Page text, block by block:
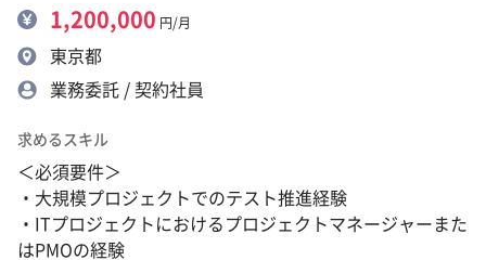
1,200,000 円/月
東京都
業務委託 / 契約社員
求めるスキル
＜必須要件＞
・大規模プロジェクトでのテスト推進経験
・ITプロジェクトにおけるプロジェクトマネージャーまた
はPMOの経験